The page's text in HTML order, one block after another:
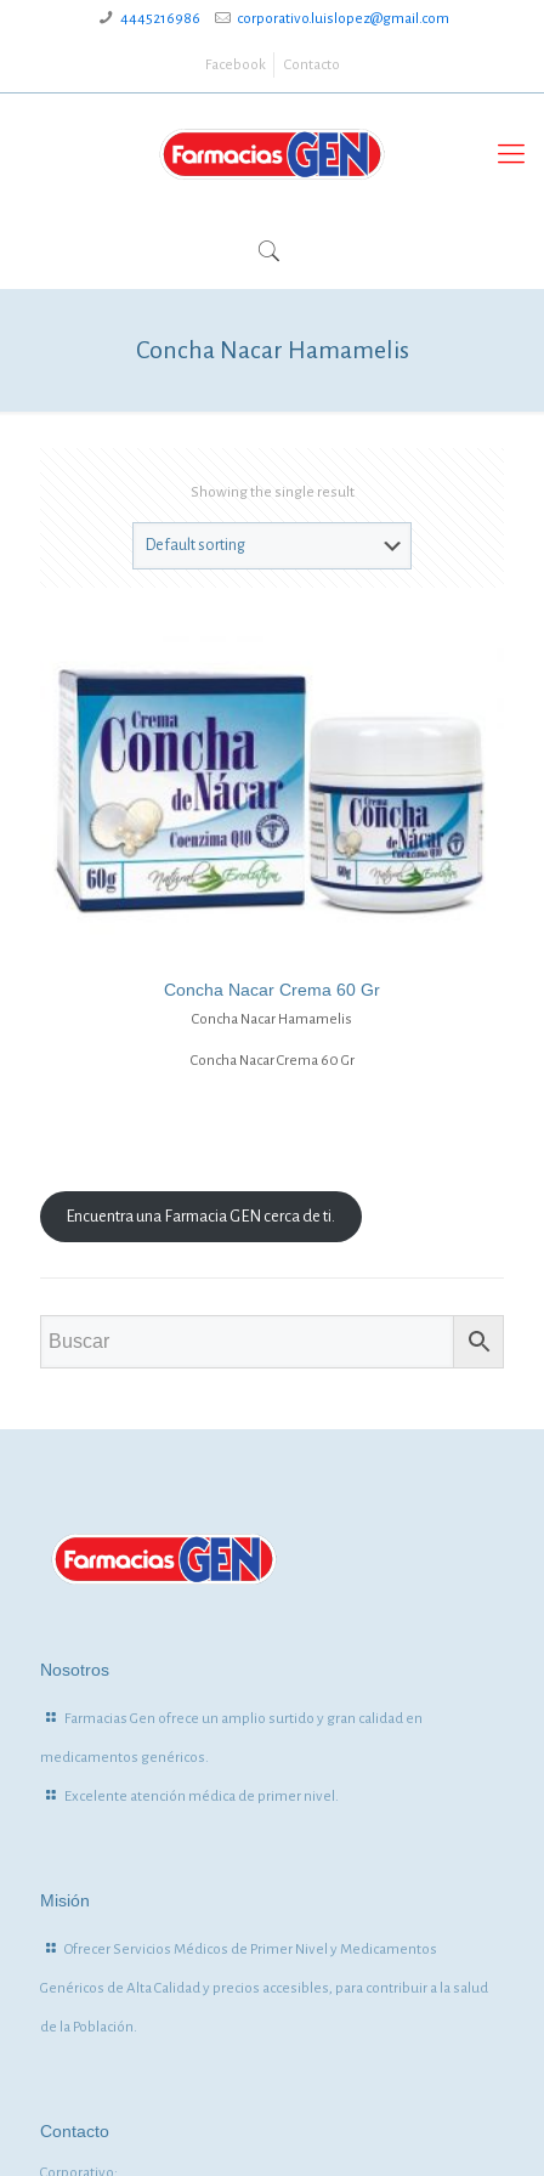
4445216986 corporativo.luislopez@gmail.com
Facebook Contacto
Concha Nacar Hamamelis
Showing the single result
Concha Nacar Crema 60 Gr
Concha Nacar Hamamelis
Concha Nacar Crema 60 Gr
Encuentra una Farmacia GEN cerca de ti.
Nosotros
Farmacias Gen ofrece un amplio surtido y gran calidad en
medicamentos genéricos.
Excelente atención médica de primer nivel.
Misión
Ofrecer Servicios Médicos de Primer Nivel y Medicamentos
Genéricos de Alta Calidad y precios accesibles, para contribuir a la salud
de la Población.
Contacto